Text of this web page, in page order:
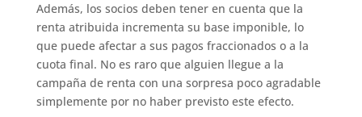
Además, los socios deben tener en cuenta que la
renta atribuida incrementa su base imponible, lo
que puede afectar a sus pagos fraccionados o a la
cuota final. No es raro que alguien llegue a la
campaña de renta con una sorpresa poco agradable
simplemente por no haber previsto este efecto.